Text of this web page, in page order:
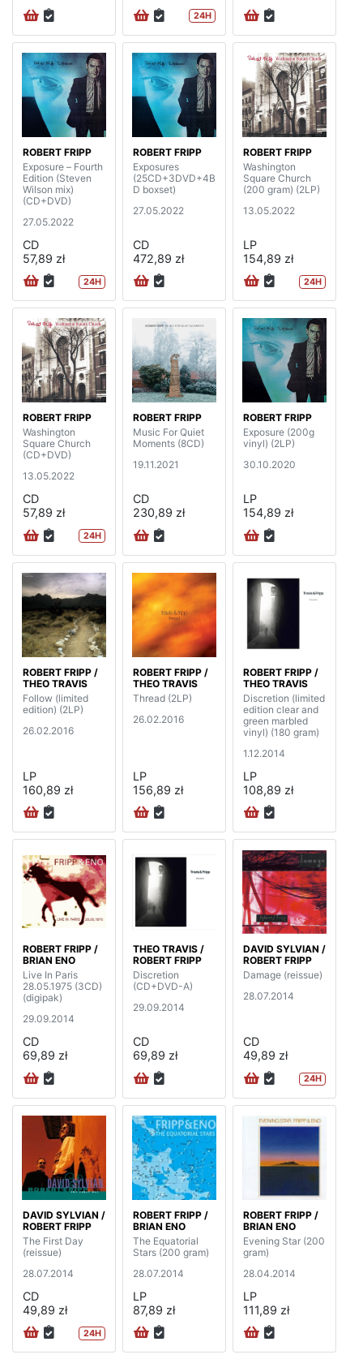
24H
ROBERT FRIPP
Exposure – Fourth
Edition (Steven
Wilson mix)
(CD+DVD)
27.05.2022
CD
57,89 zł
24H
ROBERT FRIPP
Exposures
(25CD+3DVD+4B
D boxset)
27.05.2022
CD
472,89 zł
ROBERT FRIPP
Washington
Square Church
(200 gram) (2LP)
13.05.2022
LP
154,89 zł
24H
ROBERT FRIPP
Washington
Square Church
(CD+DVD)
13.05.2022
CD
57,89 zł
24H
ROBERT FRIPP
Music For Quiet
Moments (8CD)
19.11.2021
CD
230,89 zł
ROBERT FRIPP
Exposure (200g
vinyl) (2LP)
30.10.2020
LP
154,89 zł
ROBERT FRIPP /
THEO TRAVIS
Follow (limited
edition) (2LP)
26.02.2016
LP
160,89 zł
ROBERT FRIPP /
THEO TRAVIS
Thread (2LP)
26.02.2016
LP
156,89 zł
ROBERT FRIPP /
THEO TRAVIS
Discretion (limited
edition clear and
green marbled
vinyl) (180 gram)
1.12.2014
LP
108,89 zł
ROBERT FRIPP /
BRIAN ENO
Live In Paris
28.05.1975 (3CD)
(digipak)
29.09.2014
CD
69,89 zł
THEO TRAVIS /
ROBERT FRIPP
Discretion
(CD+DVD-A)
29.09.2014
CD
69,89 zł
DAVID SYLVIAN /
ROBERT FRIPP
Damage (reissue)
28.07.2014
CD
49,89 zł
24H
DAVID SYLVIAN /
ROBERT FRIPP
The First Day
(reissue)
28.07.2014
CD
49,89 zł
24H
ROBERT FRIPP /
BRIAN ENO
The Equatorial
Stars (200 gram)
28.07.2014
LP
87,89 zł
ROBERT FRIPP /
BRIAN ENO
Evening Star (200
gram)
28.04.2014
LP
111,89 zł